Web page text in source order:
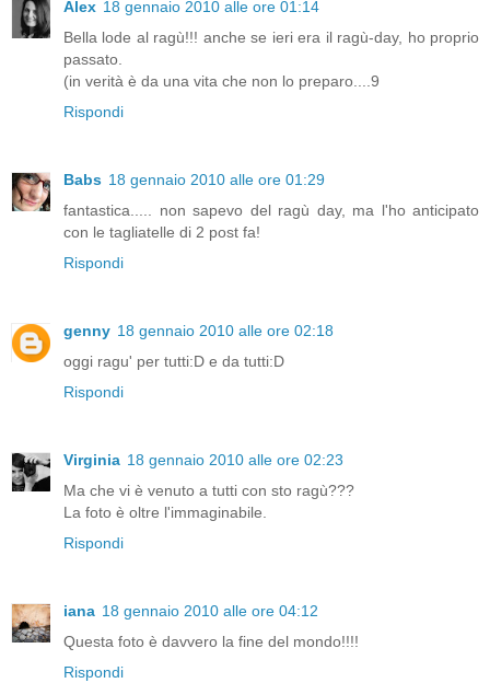
Alex 18 gennaio 2010 alle ore 01:14
Bella lode al ragù!!! anche se ieri era il ragù-day, ho proprio
passato.
(in verità è da una vita che non lo preparo....9
Rispondi
Babs 18 gennaio 2010 alle ore 01:29
fantastica..... non sapevo del ragù day, ma l'ho anticipato
con le tagliatelle di 2 post fa!
Rispondi
genny 18 gennaio 2010 alle ore 02:18
oggi ragu' per tutti:D e da tutti:D
Rispondi
Virginia 18 gennaio 2010 alle ore 02:23
Ma che vi è venuto a tutti con sto ragù???
La foto è oltre l'immaginabile.
Rispondi
iana 18 gennaio 2010 alle ore 04:12
Questa foto è davvero la fine del mondo!!!!
Rispondi